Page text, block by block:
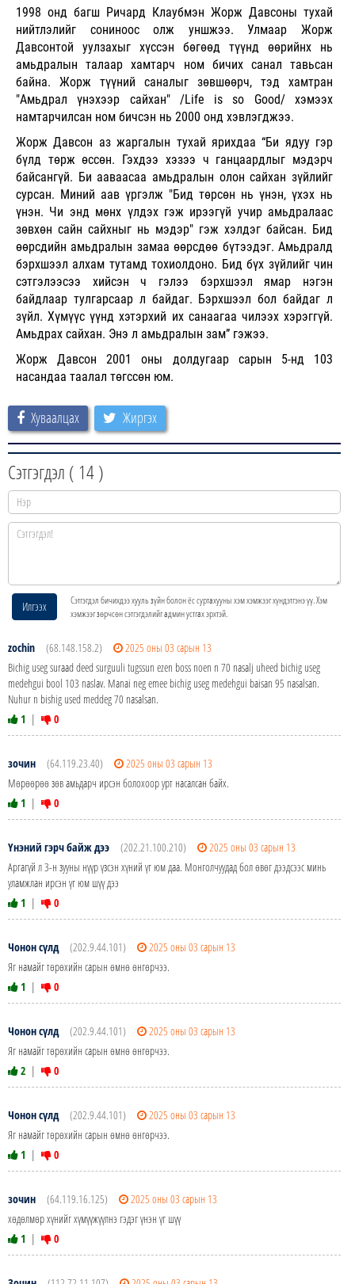
1998 онд багш Ричард Клаубмэн Жорж Давсоны тухай
нийтлэлийг сониноос олж уншжээ. Улмаар Жорж
Давсонтой уулзахыг хүссэн бөгөөд түүнд өөрийнх нь
амьдралын талаар хамтарч ном бичих санал тавьсан
байна. Жорж түүний саналыг зөвшөөрч, тэд хамтран
"Амьдрал үнэхээр сайхан" /Life is so Good/ хэмээх
намтарчилсан ном бичсэн нь 2000 онд хэвлэгджээ.
Жорж Давсон аз жаргалын тухай ярихдаа “Би ядуу гэр
бүлд төрж өссөн. Гэхдээ хэзээ ч ганцаардлыг мэдэрч
байсангүй. Би ааваасаа амьдралын олон сайхан зүйлийг
сурсан. Миний аав үргэлж "Бид төрсөн нь үнэн, үхэх нь
үнэн. Чи энд мөнх үлдэх гэж ирээгүй учир амьдралаас
зөвхөн сайн сайхныг нь мэдэр" гэж хэлдэг байсан. Бид
өөрсдийн амьдралын замаа өөрсдөө бүтээдэг. Амьдралд
бэрхшээл алхам тутамд тохиолдоно. Бид бүх зүйлийг чин
сэтгэлээсээ хийсэн ч гэлээ бэрхшээл ямар нэгэн
байдлаар тулгарсаар л байдаг. Бэрхшээл бол байдаг л
зүйл. Хүмүүс үүнд хэтэрхий их санаагаа чилээх хэрэггүй.
Амьдрах сайхан. Энэ л амьдралын зам” гэжээ.
Жорж Давсон 2001 оны долдугаар сарын 5-нд 103
насандаа таалал төгссөн юм.
Хуваалцах Жиргэх
Сэтгэгдэл ( 14)
Илгээх
Сэтгэгдэл бичихдээ хууль зүйн болон ёс суртахууны хэм хэмжээг хүндэтгэнэ үү. Хэм
хэмжээг зөрчсөн сэтгэгдэлийг админ устгах эрхтэй.
zochin (68.148.158.2)
2025 оны 03 сарын 13
Bichig useg suraad deed surguuli tugssun ezen boss noen n 70 nasalj uheed bichig useg
medehgui bool 103 naslav. Manai neg emee bichig useg medehgui baisan 95 nasalsan.
Nuhur n bishig used meddeg 70 nasalsan.
1 | 0
зочин (64.119.23.40)
2025 оны 03 сарын 13
Мөрөөрөө зөв амьдарч ирсэн болохоор урт насалсан байх.
1 | 0
Үнэний гэрч байж дээ (202.21.100.210)
2025 оны 03 сарын 13
Аргагүй л 3-н зууны нүүр үзсэн хүний үг юм даа. Монголчуудад бол өвөг дээдсээс минь
уламжлан ирсэн үг юм шүү дээ
1 | 0
Чонон сүлд (202.9.44.101)
2025 оны 03 сарын 13
Яг намайг төрөхийн сарын өмнө өнгөрчээ.
1 | 0
Чонон сүлд (202.9.44.101)
2025 оны 03 сарын 13
Яг намайг төрөхийн сарын өмнө өнгөрчээ.
2 | 0
Чонон сүлд (202.9.44.101)
2025 оны 03 сарын 13
Яг намайг төрөхийн сарын өмнө өнгөрчээ.
1 | 0
зочин (64.119.16.125)
2025 оны 03 сарын 13
хөдөлмөр хүнийг хүмүүжүүлнэ гэдэг үнэн үг шүү
1 | 0